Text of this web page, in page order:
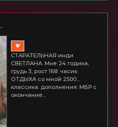
♥
СТАРАТЕЛЬНАЯ инди ​
СВЕТЛАНА. Мне 24 годика,
грудь 3, рост 168. часик
ОТДЫХА со мной 2500....
классика. дополнения: МБР с
окончание...